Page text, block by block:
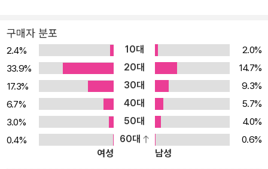
습니다. 컴퓨터로 만화를 그려보고 싶지만, 진입 장벽이 높을 것이라
고 생각하는 분들이 아주 많습니다. 그런 분들도 알기 쉽도록 가능한
하나하나 순서에 따라 설명했습니다. 부디 책의 구석구석까지 읽어보
고 ‘CLIP STUDIO PAINT PRO/EX’의 기본 사용법을 마스터했으
면 좋겠습니다. 또한 이 책을 통해 아티스트 여러분들이 작품을 표현
하는 데 많은 도움이 되기를 바랍니다. 이 책의 구성 1. 총 9개의 파트
로 CLIP STUDIO PAINT 디지털 만화 제작의 전 과정을 소개합니
다. 2. 각 파트의 중요 부분을 섹션으로 나누어 간략한 요약과 함께 조
작의 핵심을 설명합니다. 3. 소프트웨어의 전체 화면을 게재하고 창
구매자 분포
2.4% 10대
2.0%
33.9%
20대
14.7%
17.3%
30대
9.3%
6.7%
40대
5.7%
3.0%
50대
4.0%
0.4%
60대
0.6%
여성
남성